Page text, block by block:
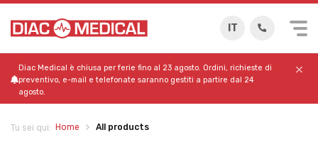
IT
Diac Medical è chiusa per ferie fino al 23 agosto. Ordini, richieste di
preventivo, e-mail e telefonate saranno gestiti a partire dal 24
agosto.
Tu sei qui: Home All products